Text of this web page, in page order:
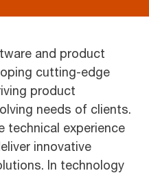
and product
cutting-edge
product
needs of clients.
technical experience
innovative
In technology